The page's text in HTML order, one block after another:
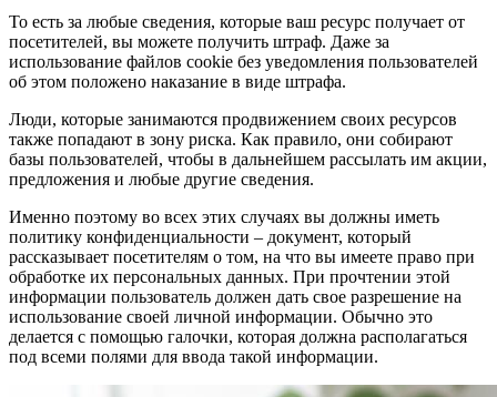
То есть за любые сведения, которые ваш ресурс получает от
посетителей, вы можете получить штраф. Даже за
использование файлов cookie без уведомления пользователей
об этом положено наказание в виде штрафа.
Люди, которые занимаются продвижением своих ресурсов
также попадают в зону риска. Как правило, они собирают
базы пользователей, чтобы в дальнейшем рассылать им акции,
предложения и любые другие сведения.
Именно поэтому во всех этих случаях вы должны иметь
политику конфиденциальности – документ, который
рассказывает посетителям о том, на что вы имеете право при
обработке их персональных данных. При прочтении этой
информации пользователь должен дать свое разрешение на
использование своей личной информации. Обычно это
делается с помощью галочки, которая должна располагаться
под всеми полями для ввода такой информации.